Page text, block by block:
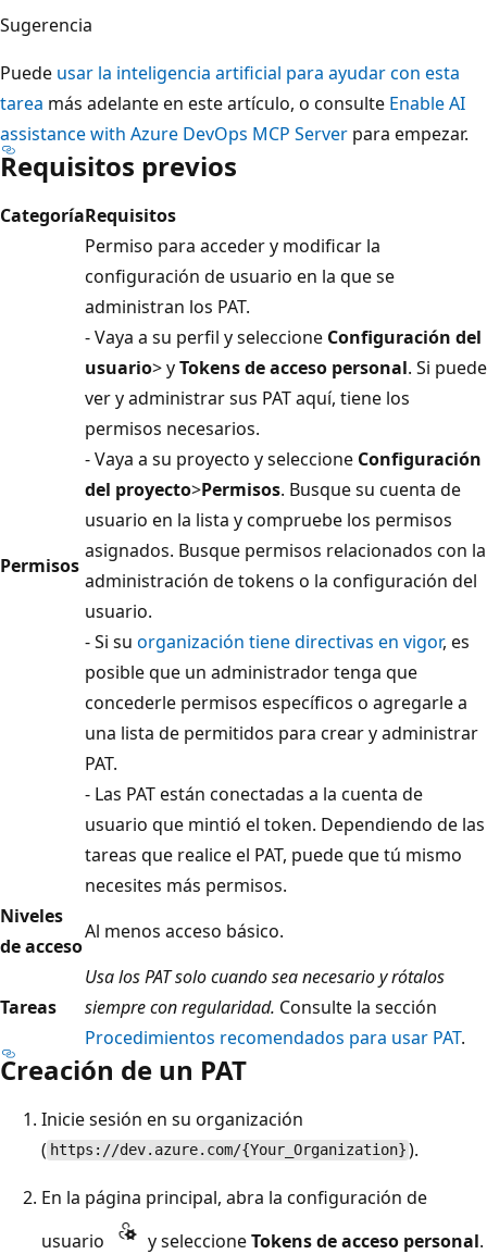
Sugerencia
Puede usar la inteligencia artificial para ayudar con esta
tarea más adelante en este artículo, o consulte Enable AI
assistance with Azure DevOps MCP Server para empezar.
Requisitos previos
CategoríaRequisitos
Permisos
Permiso para acceder y modificar la
configuración de usuario en la que se
administran los PAT.
- Vaya a su perfil y seleccione Configuración del
usuario> yTokens de acceso personal. Si puede
ver y administrar sus PAT aquí, tiene los
permisos necesarios.
- Vaya a su proyecto y seleccione Configuración
del proyecto>Permisos. Busque su cuenta de
usuario en la lista y compruebe los permisos
asignados. Busque permisos relacionados con la
administración de tokens o la configuración del
usuario.
- Si su organización tiene directivas en vigor, es
posible que un administrador tenga que
concederle permisos específicos o agregarle a
una lista de permitidos para crear y administrar
PAT.
- Las PAT están conectadas a la cuenta de
usuario que mintió el token. Dependiendo de las
tareas que realice el PAT, puede que tú mismo
necesites más permisos.
Niveles
de acceso
Al menos acceso básico.
Tareas
Usa los PAT solo cuando sea necesario y rótalos
siempre con regularidad. Consulte la sección
Procedimientos recomendados para usar PAT.
Creación de un PAT
Inicie sesión en su organización
( https://dev.azure.com/{Your_Organization} ).
En la página principal, abra la configuración de
usuario
y seleccioneTokens de acceso personal.